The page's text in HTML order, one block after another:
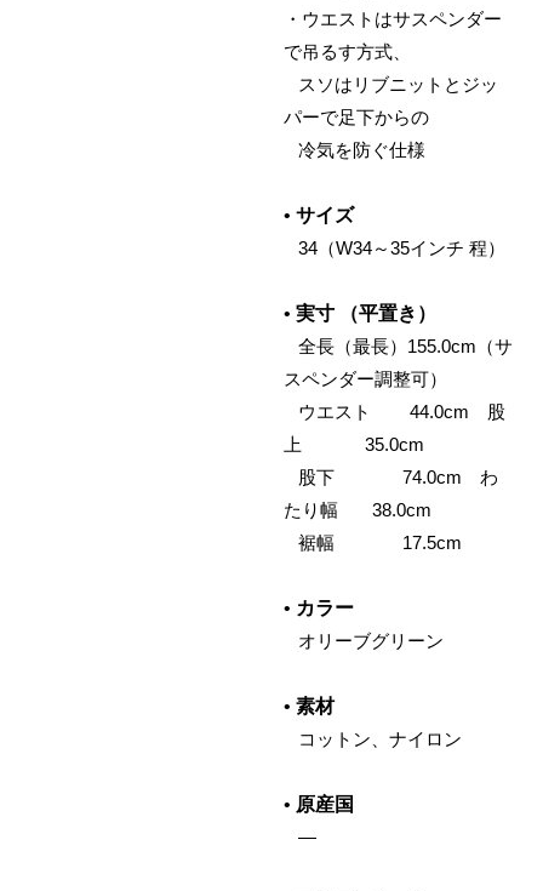
・ ウエストはサスペンダー
で吊るす方式、
スソはリブニットとジッ
パーで足下からの
冷気を防ぐ仕様
• サイズ
34（W34～35インチ 程）
• 実寸 （平置き）
全長（最長） 155.0cm（サ
スペンダー調整可）
‌ ウエスト 44.0cm 股
上 35.0cm
‌ 股下 74.0cm
わ
たり幅 38.0cm
裾幅 17.5cm
• カラー
オリーブグリーン
• 素材
コットン、ナイロン
• 原産国
‌ —